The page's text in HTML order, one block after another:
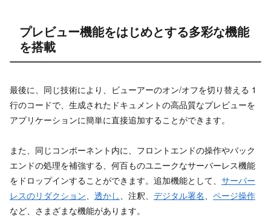
プレビュー機能をはじめとする多彩な機能
を搭載
最後に、同じ技術により、ビューアーのオン/オフを切り替える 1
行のコードで、生成されたドキュメントの高品質なプレビューを
アプリケーションに簡単に直接追加することができます。
また、同じコンポーネント内に、フロントエンドの操作やバック
エンドの処理を補強する、何百ものユニークなサーバーレス機能
をドロップインすることができます。追加機能として、 サーバー
レスのリダクション、 透かし、注釈、 デジタル署名、 ページ操作
など、さまざまな機能があります。